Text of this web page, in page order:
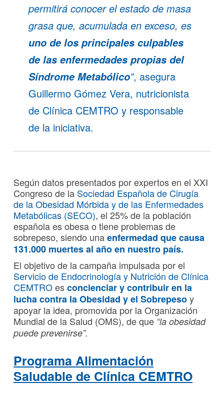
permitirá conocer el estado de masa
grasa que, acumulada en exceso, es
uno de los principales culpables
de las enfermedades propias del
Síndrome Metabólico”, asegura
Guillermo Gómez Vera, nutricionista
de Clínica CEMTRO y responsable
de la iniciativa.
Según datos presentados por expertos en el XXI
Congreso de la Sociedad Española de Cirugía
de la Obesidad Mórbida y de las Enfermedades
Metabólicas (SECO), el 25% de la población
española es obesa o tiene problemas de
sobrepeso, siendo unaenfermedad que causa
131.000 muertes al año en nuestro país.
El objetivo de la campaña impulsada por el
Servicio de Endocrinología y Nutrición de Clínica
CEMTROesconcienciar y contribuir en la
lucha contra la Obesidad y el Sobrepesoy
apoyar la idea, promovida por la Organización
Mundial de la Salud (OMS), de que “la obesidad
puede prevenirse”.
Programa Alimentación
Saludable de Clínica CEMTRO